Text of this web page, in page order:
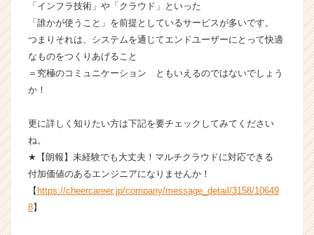
C
a
r
e
e
「インフラ技術」や「クラウド」といった
「誰かが使うこと」を前提としているサービスが多いです。
つまりそれは、システムを通じてエンドユーザーにとって快適
なものをつくりあげること
＝究極のコミュニケーション ともいえるのではないでしょう
か！
更に詳しく知りたい方は下記を要チェックしてみてください
ね。
★【朗報】未経験でも大丈夫！マルチクラウドに対応できる
付加価値のあるエンジニアになりませんか！
【 https://cheercareer.jp/company/message_detail/3158/10649
8】